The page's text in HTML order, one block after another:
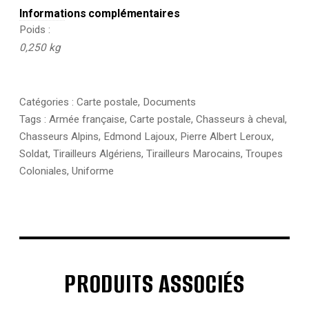
Informations complémentaires
Poids
0,250 kg
Catégories : Carte postale, Documents
Tags : Armée française, Carte postale, Chasseurs à cheval,
Chasseurs Alpins, Edmond Lajoux, Pierre Albert Leroux,
Soldat, Tirailleurs Algériens, Tirailleurs Marocains, Troupes
Coloniales, Uniforme
PRODUITS ASSOCIÉS